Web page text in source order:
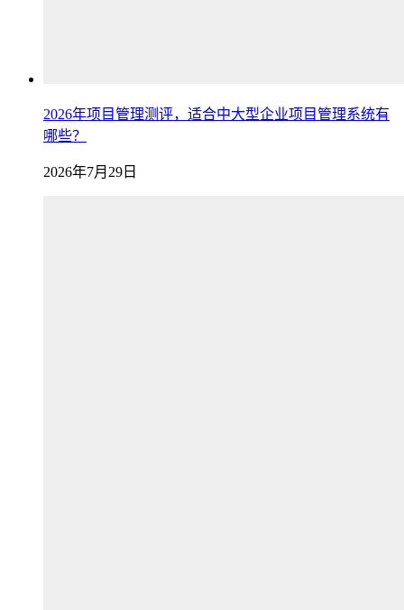
2026年项目管理测评，适合中大型企业项目管理系统有
哪些？
2026年7月29日